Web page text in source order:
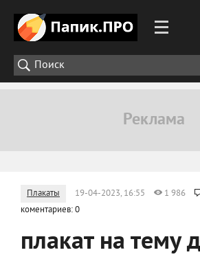
Плакаты 19-04-2023, 16:55 1 986
коментариев: 0
плакат на тему